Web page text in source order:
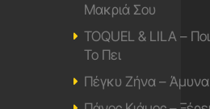
Μακριά Σου
TOQUEL & LILA –
Το Πει
Πέγκυ Ζήνα – Άμυνα